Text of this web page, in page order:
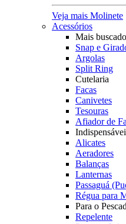
Veja mais Molinete
Acessórios
Mais
Snap e
Argolas
Split Ring
Cutelaria
Facas
Canivetes
Tesouras
Afiador de
Alicates
Aeradores
Balanças
Lanternas
Passaguá
Régua para
Para o
Repelente